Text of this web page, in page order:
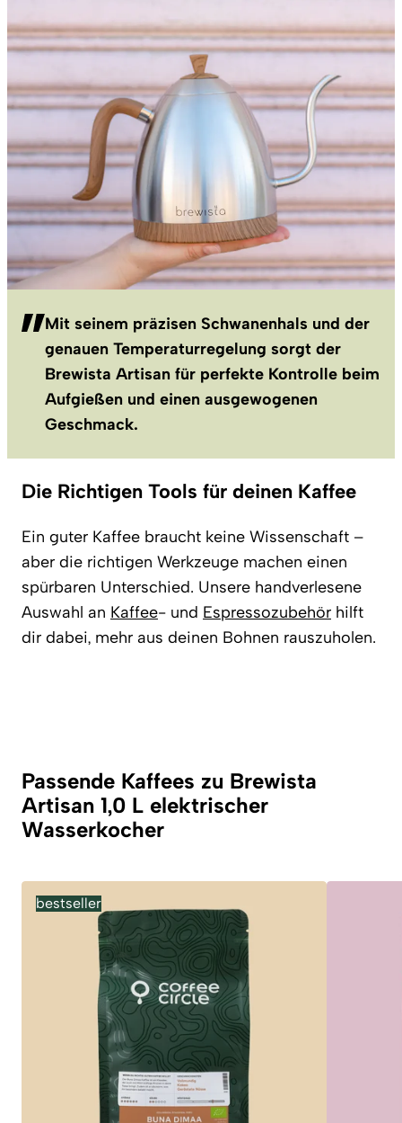
Mit seinem präzisen Schwanenhals und der
genauen Temperaturregelung sorgt der
Brewista Artisan für perfekte Kontrolle beim
Aufgießen und einen ausgewogenen
Geschmack.
Die Richtigen Tools für deinen Kaffee
Ein guter Kaffee braucht keine Wissenschaft –
aber die richtigen Werkzeuge machen einen
spürbaren Unterschied. Unsere handverlesene
Auswahl an Kaffee- und Espressozubehör hilft
dir dabei, mehr aus deinen Bohnen rauszuholen.
Passende Kaffees zu Brewista
Artisan 1,0 L elektrischer
Wasserkocher
bestseller